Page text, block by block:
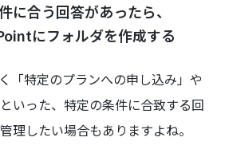
合う回答があったら、
にフォルダを作成する
「特定のプランへの申し込み」や
いった、特定の条件に合致する回
理したい場合もありますよね。